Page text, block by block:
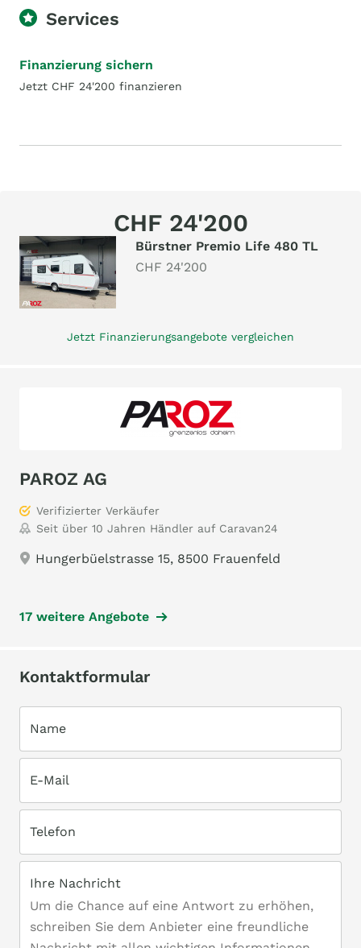
Services
Finanzierung sichern
Jetzt CHF 24'200 finanzieren
CHF 24'200
Bürstner Premio Life 480 TL
CHF 24'200
Jetzt Finanzierungsangebote vergleichen
PAROZ AG
Verifizierter Verkäufer
Seit über 10 Jahren Händler auf Caravan24
Hungerbüelstrasse 15, 8500 Frauenfeld
17 weitere Angebote
Kontaktformular
Name
E-Mail
Telefon
Ihre Nachricht